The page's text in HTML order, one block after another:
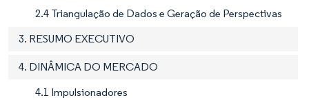
2.4 Triangulação de Dados e Geração de Perspectivas
3. RESUMO EXECUTIVO
4. DINÂMICA DO MERCADO
4.1 Impulsionadores